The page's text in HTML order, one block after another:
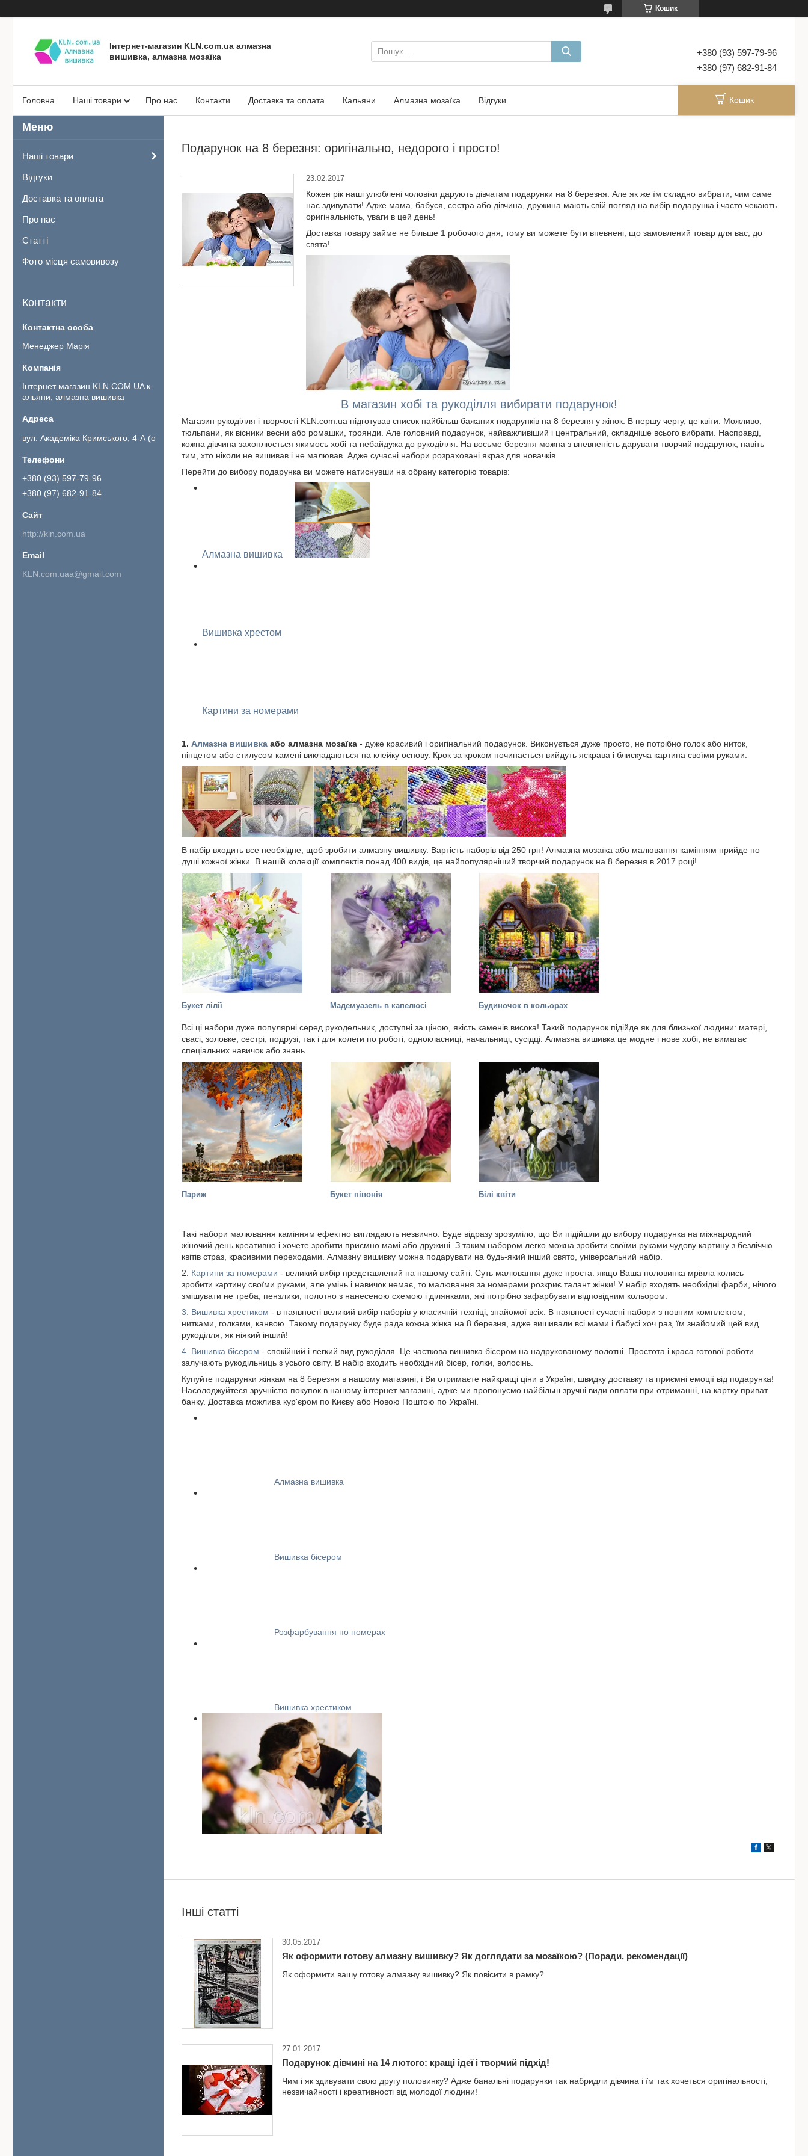
Кошик
Інтернет-магазин KLN.com.ua алмазна
вишивка, алмазна мозаїка
+380 (93) 597-79-96
+380 (97) 682-91-84
Головна Наші товари Про нас Контакти Доставка та оплата Кальяни Алмазна мозаїка Відгуки Кошик
Подарунок на 8 березня: оригінально, недорого і просто!
23.02.2017
Кожен рік наші улюблені чоловіки дарують дівчатам подарунки на 8 березня. Але як же їм складно вибрати, чим саме
нас здивувати! Адже мама, бабуся, сестра або дівчина, дружина мають свій погляд на вибір подарунка і часто чекають
оригінальність, уваги в цей день!
Доставка товару займе не більше 1 робочого дня, тому ви можете бути впевнені, що замовлений товар для вас, до
свята!
В магазин хобі та рукоділля вибирати подарунок!
Магазин рукоділля і творчості KLN.com.ua підготував список найбільш бажаних подарунків на 8 березня у жінок. В першу чергу, це квіти. Можливо,
тюльпани, як вісники весни або ромашки, троянди. Але головний подарунок, найважливіший і центральний, складніше всього вибрати. Насправді,
кожна дівчина захоплюється якимось хобі та небайдужа до рукоділля. На восьме березня можна з впевненість дарувати творчий подарунок, навіть
тим, хто ніколи не вишивав і не малював. Адже сучасні набори розраховані якраз для новачків.
Перейти до вибору подарунка ви можете натиснувши на обрану категорію товарів:
Алмазна вишивка
Вишивка хрестом
Картини за номерами
1. Алмазна вишивка або алмазна мозаїка - дуже красивий і оригінальний подарунок. Виконується дуже просто, не потрібно голок або ниток,
пінцетом або стилусом камені викладаються на клейку основу. Крок за кроком починається вийдуть яскрава і блискуча картина своїми руками.
В набір входить все необхідне, щоб зробити алмазну вишивку. Вартість наборів від 250 грн! Алмазна мозаїка або малювання камінням прийде по
душі кожної жінки. В нашій колекції комплектів понад 400 видів, це найпопулярніший творчий подарунок на 8 березня в 2017 році!
Букет лілії Мадемуазель в капелюсі Будиночок в кольорах
Всі ці набори дуже популярні серед рукодельник, доступні за ціною, якість каменів висока! Такий подарунок підійде як для близької людини: матері,
свасі, золовке, сестрі, подрузі, так і для колеги по роботі, однокласниці, начальниці, сусідці. Алмазна вишивка це модне і нове хобі, не вимагає
спеціальних навичок або знань.
Париж Букет півонія Білі квіти
Такі набори малювання камінням ефектно виглядають незвично. Буде відразу зрозуміло, що Ви підійшли до вибору подарунка на міжнародний
жіночий день креативно і хочете зробити приємно мамі або дружині. З таким набором легко можна зробити своїми руками чудову картину з безліччю
квітів страз, красивими переходами. Алмазну вишивку можна подарувати на будь-який інший свято, універсальний набір.
2. Картини за номерами - великий вибір представлений на нашому сайті. Суть малювання дуже проста: якщо Ваша половинка мріяла колись
зробити картину своїми руками, але умінь і навичок немає, то малювання за номерами розкриє талант жінки! У набір входять необхідні фарби, нічого
змішувати не треба, пензлики, полотно з нанесеною схемою і ділянками, які потрібно зафарбувати відповідним кольором.
3. Вишивка хрестиком - в наявності великий вибір наборів у класичній техніці, знайомої всіх. В наявності сучасні набори з повним комплектом,
нитками, голками, канвою. Такому подарунку буде рада кожна жінка на 8 березня, адже вишивали всі мами і бабусі хоч раз, їм знайомий цей вид
рукоділля, як ніякий інший!
4. Вишивка бісером - спокійний і легкий вид рукоділля. Це часткова вишивка бісером на надрукованому полотні. Простота і краса готової роботи
залучають рукодільниць з усього світу. В набір входить необхідний бісер, голки, волосінь.
Купуйте подарунки жінкам на 8 березня в нашому магазині, і Ви отримаєте найкращі ціни в Україні, швидку доставку та приємні емоції від подарунка!
Насолоджуйтеся зручністю покупок в нашому інтернет магазині, адже ми пропонуємо найбільш зручні види оплати при отриманні, на картку приват
банку. Доставка можлива кур'єром по Києву або Новою Поштою по Україні.
Алмазна вишивка
Вишивка бісером
Розфарбування по номерах
Вишивка хрестиком
Інші статті
30.05.2017
Як оформити готову алмазну вишивку? Як доглядати за мозаїкою? (Поради, рекомендації)
Як оформити вашу готову алмазну вишивку? Як повісити в рамку?
27.01.2017
Подарунок дівчині на 14 лютого: кращі ідеї і творчий підхід!
Чим і як здивувати свою другу половинку? Адже банальні подарунки так набридли дівчина і їм так хочеться оригінальності,
незвичайності і креативності від молодої людини!
Наші товари
Відгуки
Доставка та оплата
Про нас
Статті
Фото місця самовивозу
Контакти
Менеджер Марія
Інтернет магазин KLN.COM.UA к
альяни, алмазна вишивка
вул. Академіка Кримського, 4-А (офіс 111)., Київ, Україна
+380 (93) 597-79-96
+380 (97) 682-91-84
http://kln.com.ua
KLN.com.uaa@gmail.com